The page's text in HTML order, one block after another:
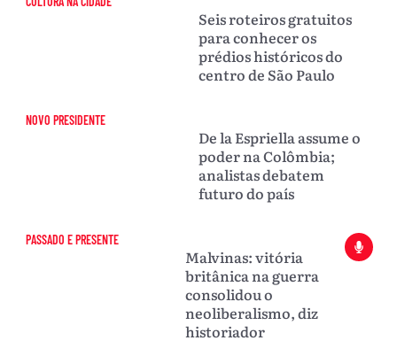
Seis roteiros gratuitos
para conhecer os
prédios históricos do
centro de São Paulo
NOVO PRESIDENTE
De la Espriella assume o
poder na Colômbia;
analistas debatem
futuro do país
PASSADO E PRESENTE
Malvinas: vitória
britânica na guerra
consolidou o
neoliberalismo, diz
historiador